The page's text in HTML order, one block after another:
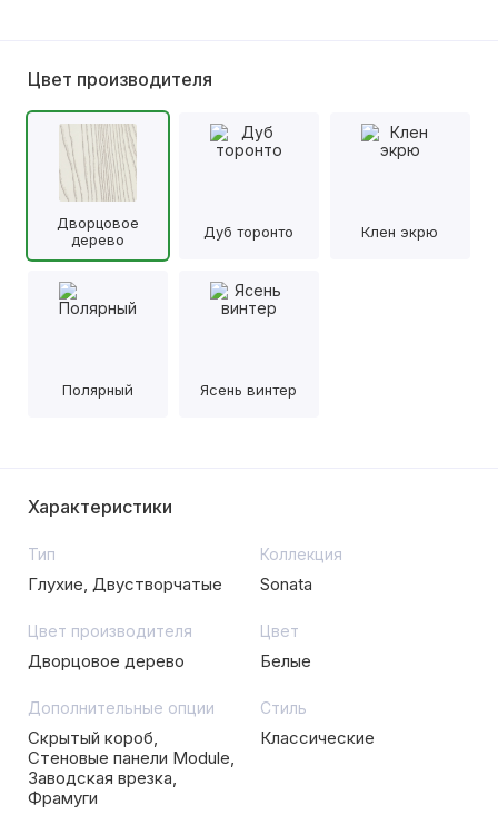
Цвет производителя
Дворцовое
дерево
Дуб торонто Клен экрю
Полярный Ясень винтер
Характеристики
Тип
Глухие, Двустворчатые
Коллекция
Sonata
Цвет производителя
Дворцовое дерево
Цвет
Белые
Дополнительные опции
Скрытый короб,
Стеновые панели Module,
Заводская врезка,
Фрамуги
Стиль
Классические